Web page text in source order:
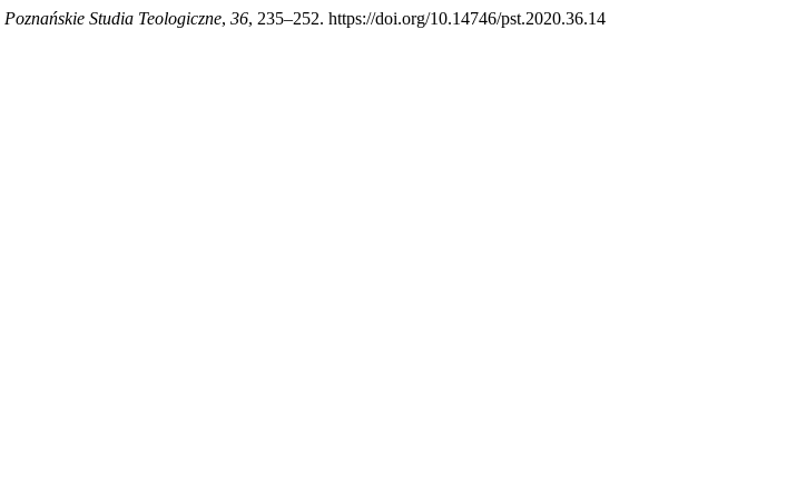
Poznańskie Studia Teologiczne, 36, 235–252. https://doi.org/10.14746/pst.2020.36.14